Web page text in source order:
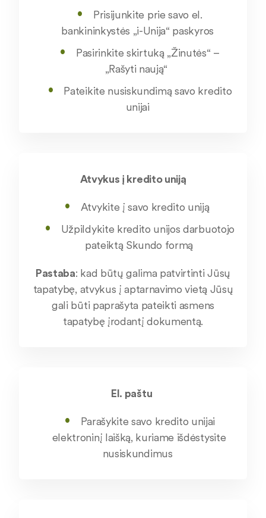
Prisijunkite prie savo el.
bankininkystės „i-Unija“ paskyros
Pasirinkite skirtuką „Žinutės“ –
„Rašyti naują“
Pateikite nusiskundimą savo kredito
unijai
Atvykus į kredito uniją
Atvykite į savo kredito uniją
Užpildykite kredito unijos darbuotojo
pateiktą Skundo formą
Pastaba: kad būtų galima patvirtinti Jūsų
tapatybę, atvykus į aptarnavimo vietą Jūsų
gali būti paprašyta pateikti asmens
tapatybę įrodantį dokumentą.
El. paštu
Parašykite savo kredito unijai
elektroninį laišką, kuriame išdėstysite
nusiskundimus